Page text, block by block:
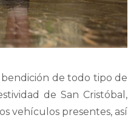
de todo tipo de
de San Cristóbal,
vehículos presentes, así